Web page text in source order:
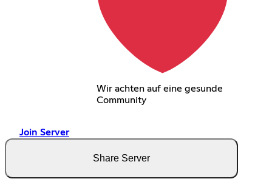
Wir achten auf eine gesunde
Community
Join Server
Share Server